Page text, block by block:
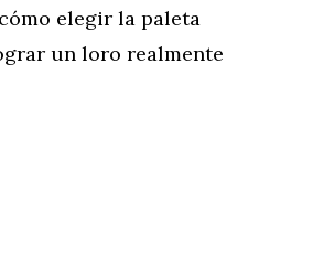
elegir la paleta
un loro realmente